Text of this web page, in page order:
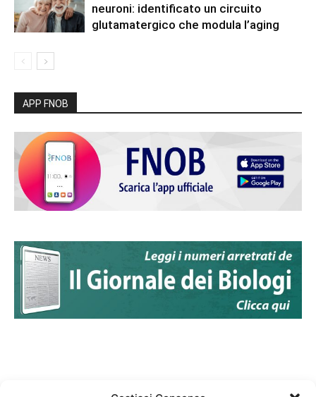
neuroni: identificato un circuito
glutamatergico che modula l’aging
APP FNOB